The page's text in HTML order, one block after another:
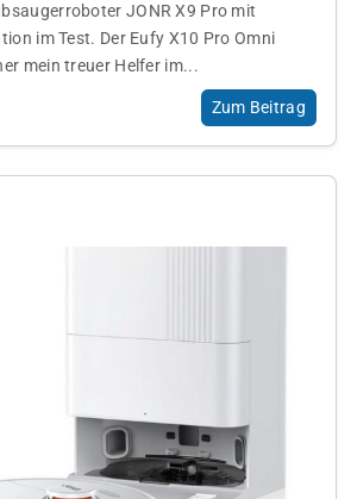
JONR X9 Pro mit
im Test. Der Eufy X10 Pro Omni
mein treuer Helfer im...
Zum Beitrag